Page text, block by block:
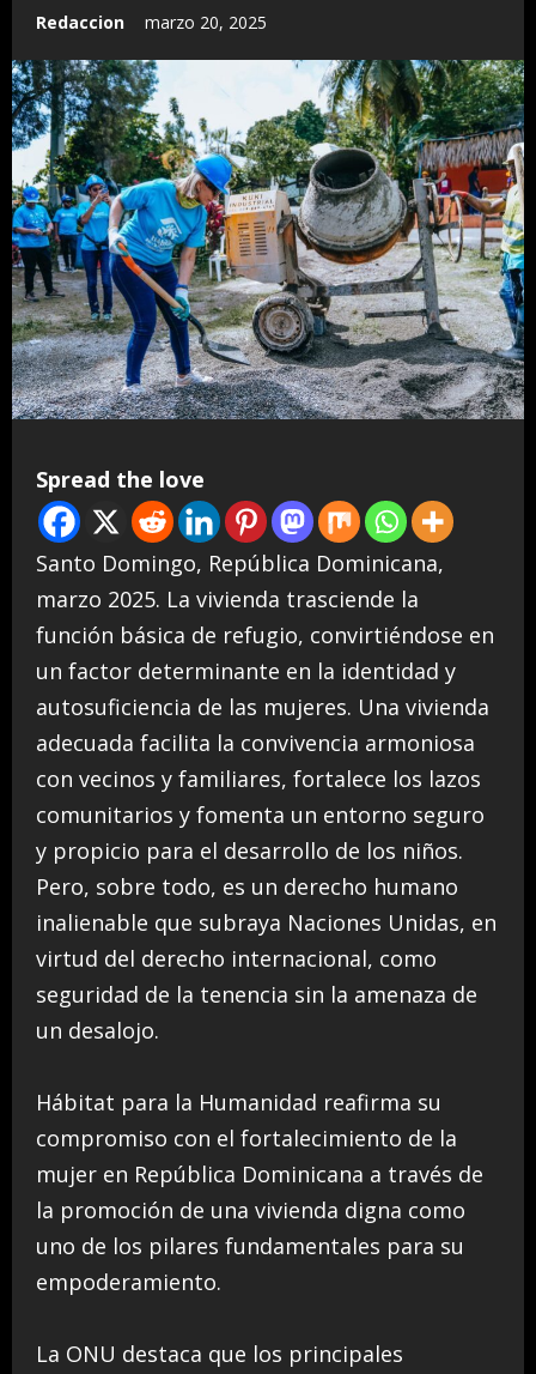
Redaccion marzo 20, 2025
Spread the love
Santo Domingo, República Dominicana,
marzo 2025. La vivienda trasciende la
función básica de refugio, convirtiéndose en
un factor determinante en la identidad y
autosuficiencia de las mujeres. Una vivienda
adecuada facilita la convivencia armoniosa
con vecinos y familiares, fortalece los lazos
comunitarios y fomenta un entorno seguro
y propicio para el desarrollo de los niños.
Pero, sobre todo, es un derecho humano
inalienable que subraya Naciones Unidas, en
virtud del derecho internacional, como
seguridad de la tenencia sin la amenaza de
un desalojo.
Hábitat para la Humanidad reafirma su
compromiso con el fortalecimiento de la
mujer en República Dominicana a través de
la promoción de una vivienda digna como
uno de los pilares fundamentales para su
empoderamiento.
La ONU destaca que los principales